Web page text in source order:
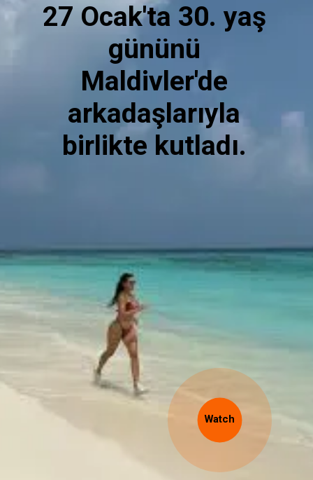
27 Ocak'ta 30. yaş
gününü
Maldivler'de
arkadaşlarıyla
birlikte kutladı.
Watch